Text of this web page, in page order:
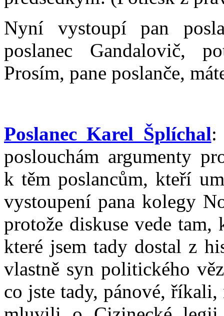
Nyní vystoupí pan
poslanec Gandalovič,
Prosím, pane poslanče,
Poslanec Karel Šplíchal:
poslouchám argumenty
k těm poslancům, kteří
vystoupení pana kolegy
protože diskuse vede
které jsem tady dostal z
vlastně syn politického
co jste tady, pánové,